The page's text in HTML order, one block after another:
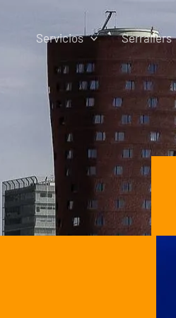
Servicios Serrallers